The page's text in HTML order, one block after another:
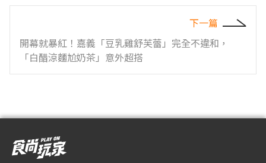
下一篇
開幕就暴紅！嘉義「豆乳雞舒芙蕾」完全不違和，
「白醋涼麵尬奶茶」意外超搭